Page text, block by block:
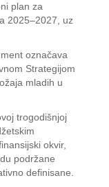
plan za
2025–2027, uz
označava
Strategijom
mladih u
trogodišnjoj
okvir,
podržane
definisane.